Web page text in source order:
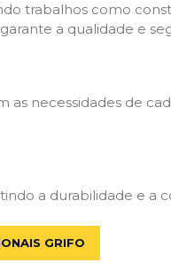
trabalhos como
a qualidade e
necessidades de
a durabilidade e a
GRIFO